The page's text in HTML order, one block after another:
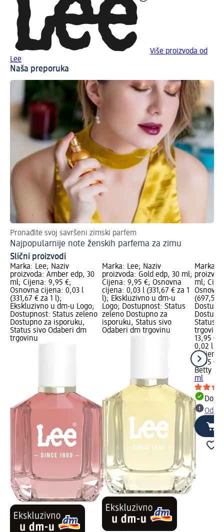
Više proizvoda od
Lee
Naša preporuka
Pronađite svoj savršeni zimski parfem
Najpopularnije note ženskih parfema za zimu
Slični proizvodi
Marka: Lee; Naziv
proizvoda: Amber edp, 30
ml; Cijena: 9,95 €;
Osnovna cijena: 0,03 l
(331,67 € za 1 l);
Ekskluzivno u dm-u Logo;
Dostupnost: Status zeleno
Dostupno za isporuku,
Status sivo Odaberi dm
trgovinu
Marka: Lee; Naziv
proizvoda: Gold edp, 30 ml;
Cijena: 9,95 €; Osnovna
cijena: 0,03 l (331,67 € za 1
l); Ekskluzivno u dm-u
Logo; Dostupnost: Status
zeleno Dostupno za
isporuku, Status sivo
Odaberi dm trgovinu
Marka:
ml;
(697,50
Status
trgovinu
13,95 €
0,02 l
l)Cijena
13,95 €
Betty
ml